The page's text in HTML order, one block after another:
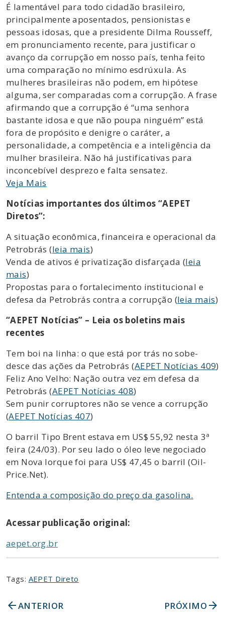
É lamentável para todo cidadão brasileiro,
principalmente aposentados, pensionistas e
pessoas idosas, que a presidente Dilma Rousseff,
em pronunciamento recente, para justificar o
avanço da corrupção em nosso país, tenha feito
uma comparação no mínimo esdrúxula. As
mulheres brasileiras não podem, em hipótese
alguma, ser comparadas com a corrupção. A frase
afirmando que a corrupção é “uma senhora
bastante idosa e que não poupa ninguém” está
fora de propósito e denigre o caráter, a
personalidade, a competência e a inteligência da
mulher brasileira. Não há justificativas para
inconcebível desprezo e falta sensatez.
Veja Mais
Notícias importantes dos últimos “AEPET
Diretos”:
A situação econômica, financeira e operacional da
Petrobrás (leia mais)
Venda de ativos é privatização disfarçada (leia
mais)
Propostas para o fortalecimento institucional e
defesa da Petrobrás contra a corrupção (leia mais)
“AEPET Notícias” – Leia os boletins mais
recentes
Tem boi na linha: o que está por trás no sobe-
desce das ações da Petrobrás (AEPET Notícias 409)
Feliz Ano Velho: Nação outra vez em defesa da
Petrobrás (AEPET Notícias 408)
Sem punir corruptores não se vence a corrupção
(AEPET Notícias 407)
O barril Tipo Brent estava em US$ 55,92 nesta 3ª
feira (24/03). Por seu lado o óleo leve negociado
em Nova Iorque foi para US$ 47,45 o barril (Oil-
Price.Net).
Entenda a composição do preço da gasolina.
Acessar publicação original:
aepet.org.br
Tags: AEPET Direto
arrow_backANTERIOR PRÓXIMO arrow_forward